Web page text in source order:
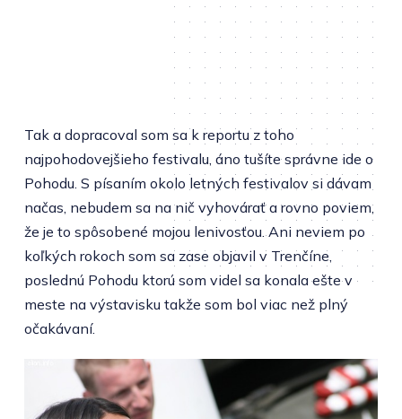
Tak a dopracoval som sa k reportu z toho
najpohodovejšieho festivalu, áno tušíte správne ide o
Pohodu. S písaním okolo letných festivalov si dávam
načas, nebudem sa na nič vyhovárať a rovno poviem,
že je to spôsobené mojou lenivosťou. Ani neviem po
koľkých rokoch som sa zase objavil v Trenčíne,
poslednú Pohodu ktorú som videl sa konala ešte v
meste na výstavisku takže som bol viac než plný
očakávaní.